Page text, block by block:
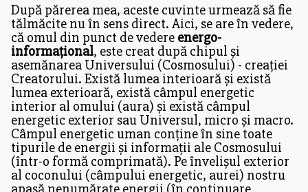
După părerea mea, aceste cuvinte urmează să fie
tălmăcite nu în sens direct. Aici, se are în vedere,
că omul din punct de vedere energo-
informațional, este creat după chipul și
asemănarea Universului (Cosmosului) - creației
Creatorului. Există lumea interioară și există
lumea exterioară, există câmpul energetic
interior al omului (aura) și există câmpul
energetic exterior sau Universul, micro și macro.
Câmpul energetic uman conține în sine toate
tipurile de energii și informații ale Cosmosului
(într-o formă comprimată). Pe învelișul exterior
al coconului (câmpului energetic, aurei) nostru